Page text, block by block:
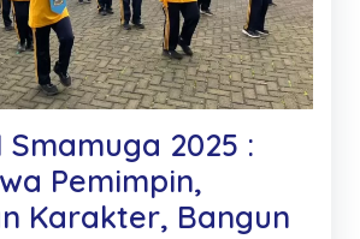
Smamuga 2025 :
Pemimpin,
Karakter, Bangun